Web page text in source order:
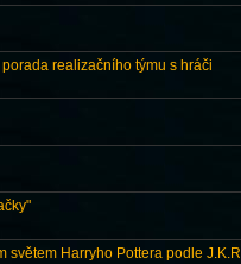
realizačního týmu s hráči
světem Harryho Pottera podle J.K.R.